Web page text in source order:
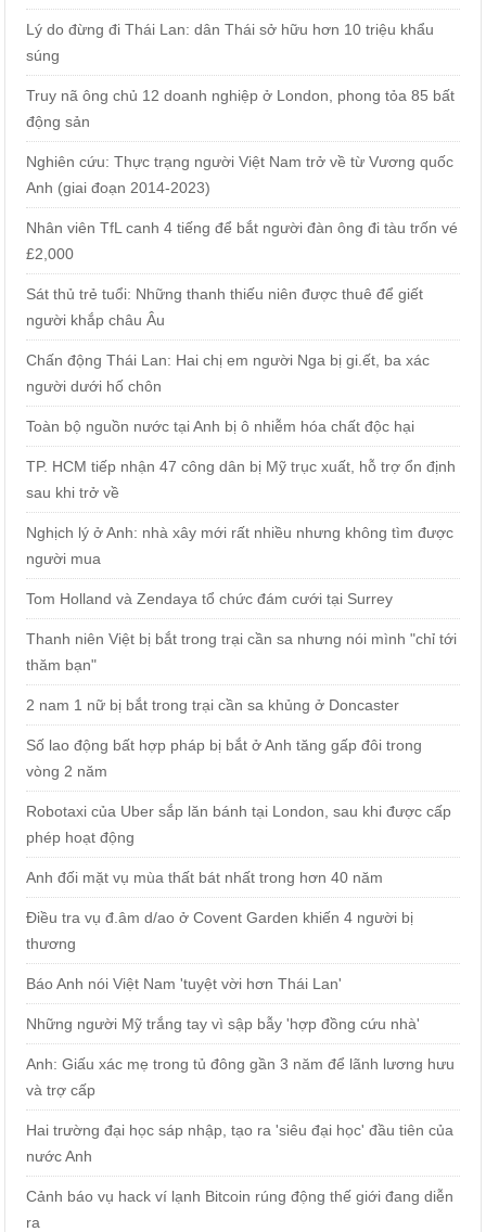
Lý do đừng đi Thái Lan: dân Thái sở hữu hơn 10 triệu khẩu
súng
Truy nã ông chủ 12 doanh nghiệp ở London, phong tỏa 85 bất
động sản
Nghiên cứu: Thực trạng người Việt Nam trở về từ Vương quốc
Anh (giai đoạn 2014-2023)
Nhân viên TfL canh 4 tiếng để bắt người đàn ông đi tàu trốn vé
£2,000
Sát thủ trẻ tuổi: Những thanh thiếu niên được thuê để giết
người khắp châu Âu
Chấn động Thái Lan: Hai chị em người Nga bị gi.ết, ba xác
người dưới hố chôn
Toàn bộ nguồn nước tại Anh bị ô nhiễm hóa chất độc hại
TP. HCM tiếp nhận 47 công dân bị Mỹ trục xuất, hỗ trợ ổn định
sau khi trở về
Nghịch lý ở Anh: nhà xây mới rất nhiều nhưng không tìm được
người mua
Tom Holland và Zendaya tổ chức đám cưới tại Surrey
Thanh niên Việt bị bắt trong trại cần sa nhưng nói mình "chỉ tới
thăm bạn"
2 nam 1 nữ bị bắt trong trại cần sa khủng ở Doncaster
Số lao động bất hợp pháp bị bắt ở Anh tăng gấp đôi trong
vòng 2 năm
Robotaxi của Uber sắp lăn bánh tại London, sau khi được cấp
phép hoạt động
Anh đối mặt vụ mùa thất bát nhất trong hơn 40 năm
Điều tra vụ đ.âm d/ao ở Covent Garden khiến 4 người bị
thương
Báo Anh nói Việt Nam 'tuyệt vời hơn Thái Lan'
Những người Mỹ trắng tay vì sập bẫy 'hợp đồng cứu nhà'
Anh: Giấu xác mẹ trong tủ đông gần 3 năm để lãnh lương hưu
và trợ cấp
Hai trường đại học sáp nhập, tạo ra 'siêu đại học' đầu tiên của
nước Anh
Cảnh báo vụ hack ví lạnh Bitcoin rúng động thế giới đang diễn
ra